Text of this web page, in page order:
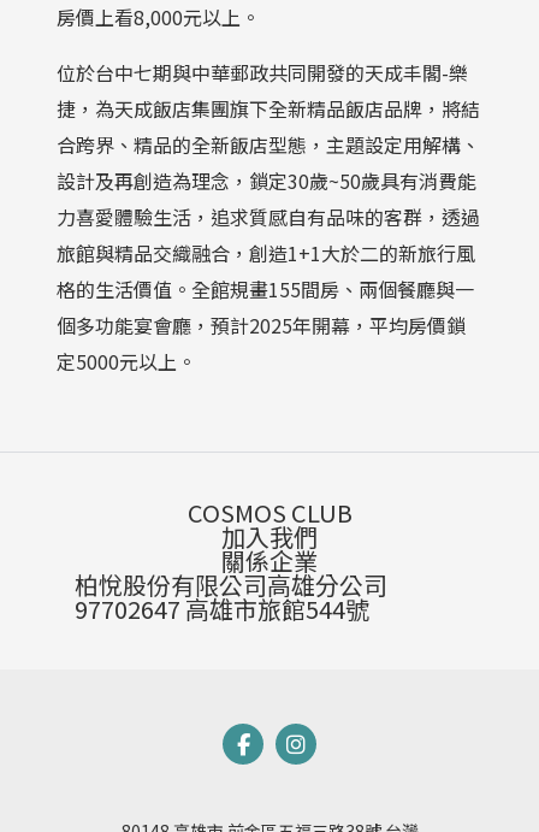
房價上看8,000元以上。
位於台中七期與中華郵政共同開發的天成丰閣-樂
捷，為天成飯店集團旗下全新精品飯店品牌，將結
合跨界、精品的全新飯店型態，主題設定用解構、
設計及再創造為理念，鎖定30歲~50歲具有消費能
力喜愛體驗生活，追求質感自有品味的客群，透過
旅館與精品交織融合，創造1+1大於二的新旅行風
格的生活價值。全館規畫155間房、兩個餐廳與一
個多功能宴會廳，預計2025年開幕，平均房價鎖
定5000元以上。
COSMOS CLUB
加入我們
關係企業
柏悅股份有限公司高雄分公司
97702647 高雄市旅館544號